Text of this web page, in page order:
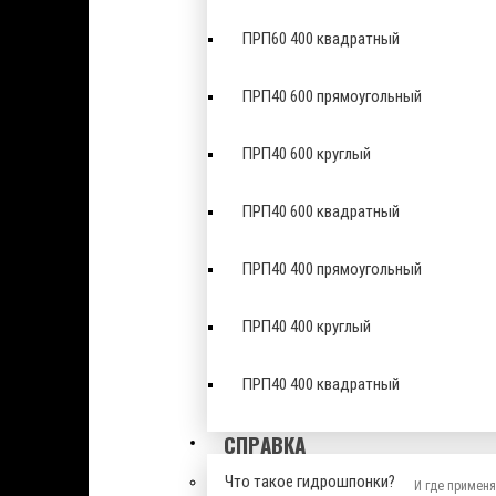
ПРП60 400 квадратный
ПРП40 600 прямоугольный
ПРП40 600 круглый
ПРП40 600 квадратный
ПРП40 400 прямоугольный
ПРП40 400 круглый
ПРП40 400 квадратный
СПРАВКА
Что такое гидрошпонки? И где